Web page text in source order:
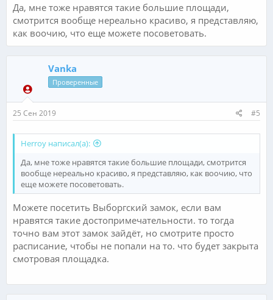
Да, мне тоже нравятся такие большие площади,
смотрится вообще нереально красиво, я представляю,
как воочию, что еще можете посоветовать.
Vanka
Проверенные
25 Сен 2019 #5
Herroy написал(а):
Да, мне тоже нравятся такие большие площади, смотрится
вообще нереально красиво, я представляю, как воочию, что
еще можете посоветовать.
Можете посетить Выборгский замок, если вам
нравятся такие достопримечательности. то тогда
точно вам этот замок зайдёт, но смотрите просто
расписание, чтобы не попали на то. что будет закрыта
смотровая площадка.